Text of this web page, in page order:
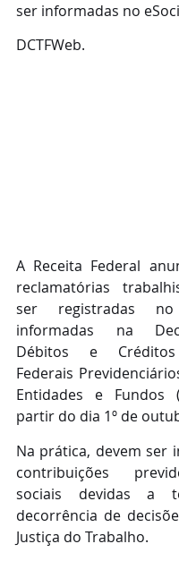
ser informadas no
DCTFWeb.
A Receita Federal
reclamatórias
ser registradas
informadas na
Débitos e
Federais
Entidades e Fundos
partir do dia 1º de
Na prática, devem ser
contribuições
sociais devidas a
decorrência de
Justiça do Trabalho.